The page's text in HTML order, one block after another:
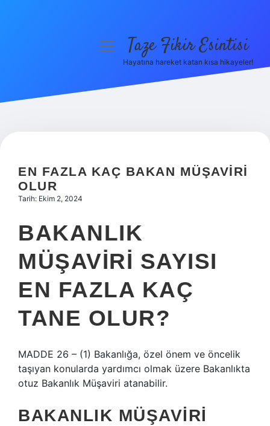
Hakkımızda
menüyüTaze Fikir Esintisi
Hayatına hareket katan kısa hikayeler!
EN FAZLA KAÇ BAKAN MÜŞAVIRI
OLUR
Tarih: Ekim 2, 2024
BAKANLIK
MÜŞAVIRI SAYISI
EN FAZLA KAÇ
TANE OLUR?
MADDE 26 – (1) Bakanlığa, özel önem ve öncelik
taşıyan konularda yardımcı olmak üzere Bakanlıkta
otuz Bakanlık Müşaviri atanabilir.
BAKANLIK MÜŞAVIRI